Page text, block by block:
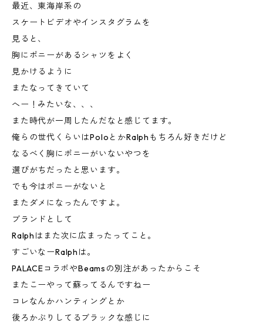
最近、東海岸系の
スケートビデオやインスタグラムを
見ると、
胸にポニーがあるシャツをよく
見かけるように
またなってきていて
へー！みたいな、、、
また時代が一周したんだなと感じてます。
俺らの世代くらいはPoloとかRalphもちろん好きだけど
なるべく胸にポニーがいないやつを
選びがちだったと思います。
でも今はポニーがないと
またダメになったんですよ。
ブランドとして
Ralphはまた次に広まったってこと。
すごいなーRalphは。
PALACEコラボやBeamsの別注があったからこそ
またこーやって蘇ってるんですねー
コレなんかハンティングとか
後ろかぶりしてるブラックな感じに